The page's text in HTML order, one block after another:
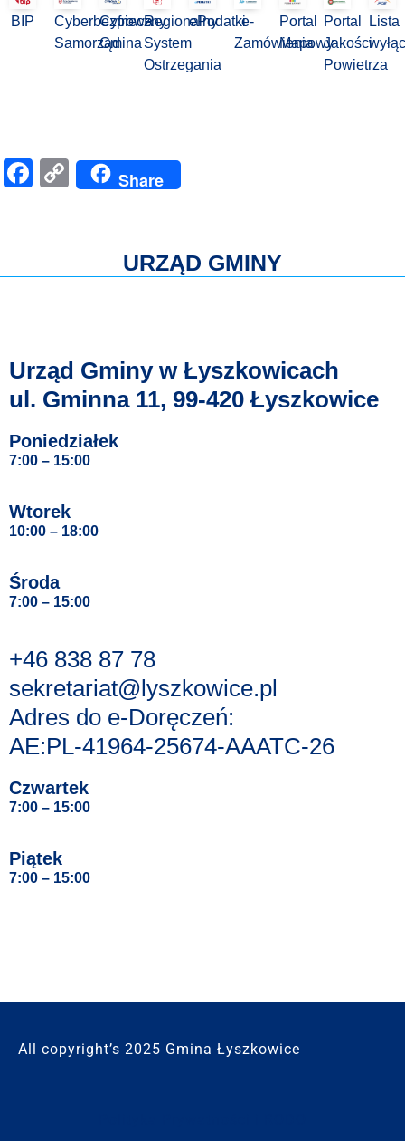
BIP
Cyberbezpieczny
Samorząd
Cyfrowa
Gmina
Regionalny
System
Ostrzegania
ePodatkie-
Zamówienia
Portal
Mapowy
Portal
Jakości
Powietrza
Lista
Facebook
CopyShare
URZĄD GMINY
Urząd Gminy w Łyszkowicach
ul. Gminna 11, 99-420 Łyszkowice
Poniedziałek
7:00 – 15:00
Wtorek
10:00 – 18:00
Środa
7:00 – 15:00
+46 838 87 78
sekretariat@lyszkowice.pl
Adres do e-Doręczeń:
AE:PL-41964-25674-AAATC-26
Czwartek
7:00 – 15:00
Piątek
7:00 – 15:00
All copyright’s 2025 Gmina Łyszkowice